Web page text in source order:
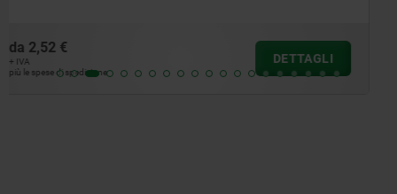
da1,69 €
più le spese di spedizione
DETTAGLI